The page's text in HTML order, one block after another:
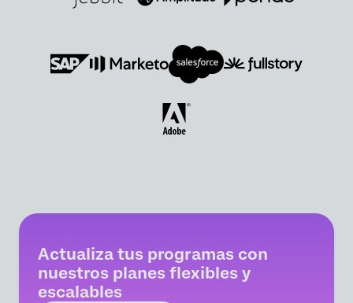
Actualiza tus programas con
nuestros planes flexibles y
escalables